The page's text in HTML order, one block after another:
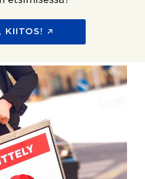
KIITOS!